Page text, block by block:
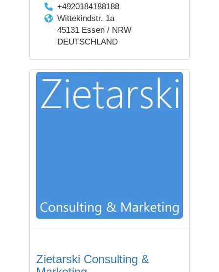
+4920184188188
Wittekindstr. 1a
45131 Essen / NRW
DEUTSCHLAND
Zietarski Consulting &